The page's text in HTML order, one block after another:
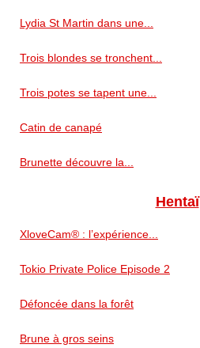
Lydia St Martin dans une...
Trois blondes se tronchent...
Trois potes se tapent une...
Catin de canapé
Brunette découvre la...
Hentaï
XloveCam® : l’expérience...
Tokio Private Police Episode 2
Défoncée dans la forêt
Brune à gros seins